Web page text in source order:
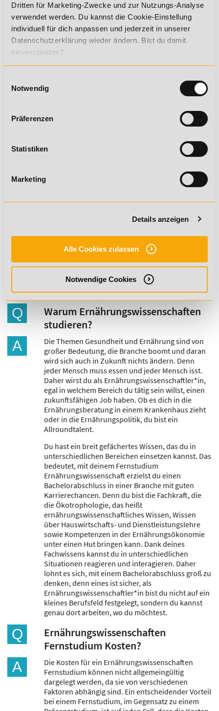
Dritten für Marketing-Zwecke und zur Nutzungs-Analyse
verwendet werden. Du kannst die Cookie-Einstellung
individuell für dich anpassen und jederzeit in unserer
Datenschutzerklärung wieder ändern. Bist du damit
einverstanden?
Notwendig
Präferenzen
Statistiken
Marketing
Details anzeigen
Alle Cookies zulassen
Notwendige Cookies
GESAMTPREIS:
12.632,00 € *
Ratenzahlung:
36 Monatsraten à 350,00 € *
FAQs
Q
Warum Ernährungswissenschaften
studieren?
A
Die Themen Gesundheit und Ernährung sind von
großer Bedeutung, die Branche boomt und daran
wird sich auch in Zukunft nichts ändern. Denn
jeder Mensch muss essen und jeder Mensch isst.
Daher wirst du als Ernährungswissenschaftler*in,
egal in welchem Bereich du tätig sein willst, einen
zukunftsfähigen Job haben. Ob es dich in die
Ernährungsberatung in einem Krankenhaus zieht
oder in die Ernährungspolitik, du bist ein
Allroundtalent.
Du hast ein breit gefächertes Wissen, das du in
unterschiedlichen Bereichen einsetzen kannst. Das
bedeutet, mit deinem Fernstudium
Ernährungswissenschaft erzielst du einen
Bachelorabschluss in einer Branche mit guten
Karrierechancen. Denn du bist die Fachkraft, die
die Ökotrophologie, das heißt
ernährungswissenschaftliches Wissen, Wissen
über Hauswirtschafts- und Dienstleistungslehre
sowie Kompetenzen in der Ernährungsökonomie
unter einen Hut bringen kann. Dank deines
Fachwissens kannst du in unterschiedlichen
Situationen reagieren und interagieren. Daher
lohnt es sich, mit einem Bachelorabschluss groß zu
denken, denn eines ist sicher, als
Ernährungswissenschaftler*in bist du nicht auf ein
kleines Berufsfeld festgelegt, sondern du kannst
genau dort arbeiten, wo du möchtest.
Q
Ernährungswissenschaften
Fernstudium Kosten?
A
Die Kosten für ein Ernährungswissenschaften
Fernstudium können nicht allgemeingültig
dargelegt werden, da sie von verschiedenen
Faktoren abhängig sind. Ein entscheidender Vorteil
bei einem Fernstudium, im Gegensatz zu einem